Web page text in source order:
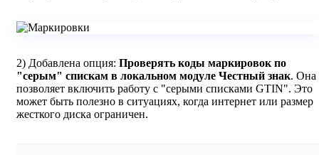
2) Добавлена опция: Проверять коды маркировок по
"серым" спискам в локальном модуле Честный знак. Она
позволяет включить работу с "серыми списками GTIN". Это
может быть полезно в ситуациях, когда интернет или размер
жесткого диска ограничен.